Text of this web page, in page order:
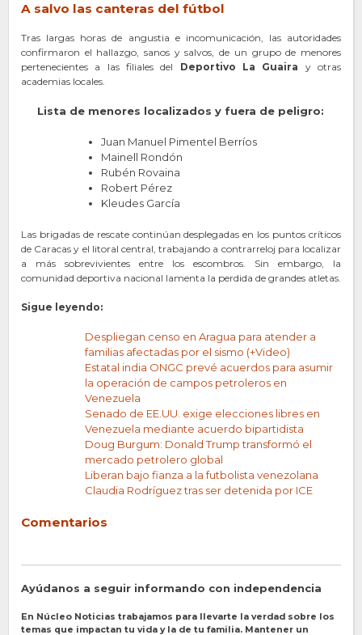
A salvo las canteras del fútbol
Tras largas horas de angustia e incomunicación, las autoridades
confirmaron el hallazgo, sanos y salvos, de un grupo de menores
pertenecientes a las filiales del Deportivo La Guaira y otras
academias locales.
Lista de menores localizados y fuera de peligro:
Juan Manuel Pimentel Berríos
Mainell Rondón
Rubén Rovaina
Robert Pérez
Kleudes García
Las brigadas de rescate continúan desplegadas en los puntos críticos
de Caracas y el litoral central, trabajando a contrarreloj para localizar
a más sobrevivientes entre los escombros. Sin embargo, la
comunidad deportiva nacional lamenta la perdida de grandes atletas.
Sigue leyendo:
Despliegan censo en Aragua para atender a
familias afectadas por el sismo (+Video)
Estatal india ONGC prevé acuerdos para asumir
la operación de campos petroleros en
Venezuela
Senado de EE.UU. exige elecciones libres en
Venezuela mediante acuerdo bipartidista
Doug Burgum: Donald Trump transformó el
mercado petrolero global
Liberan bajo fianza a la futbolista venezolana
Claudia Rodríguez tras ser detenida por ICE
Comentarios
Ayúdanos a seguir informando con independencia
En Núcleo Noticias trabajamos para llevarte la verdad sobre los
temas que impactan tu vida y la de tu familia. Mantener un